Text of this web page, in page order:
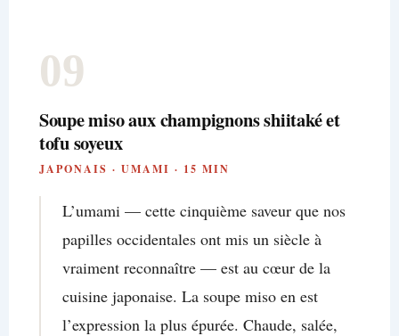
09
Soupe miso aux champignons shiitaké et
tofu soyeux
JAPONAIS · UMAMI · 15 MIN
L’umami — cette cinquième saveur que nos
papilles occidentales ont mis un siècle à
vraiment reconnaître — est au cœur de la
cuisine japonaise. La soupe miso en est
l’expression la plus épurée. Chaude, salée,